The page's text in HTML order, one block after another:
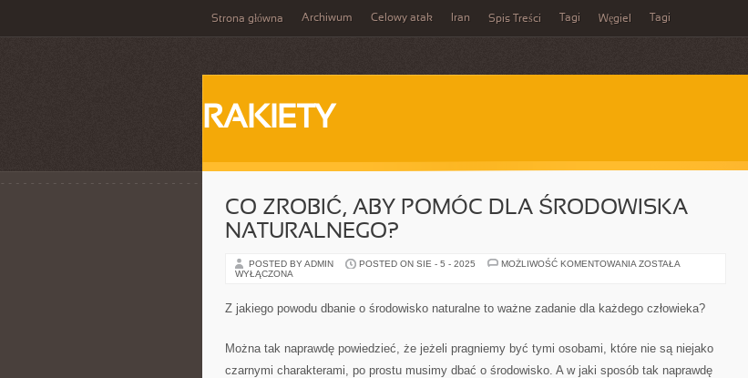
Strona główna Archiwum Celowy atak Iran Spis Treści Tagi Węgiel Tagi
RAKIETY
CO ZROBIĆ, ABY POMÓC DLA ŚRODOWISKA
NATURALNEGO?
POSTED BY ADMIN POSTED ON SIE - 5 - 2025 MOŻLIWOŚĆ KOMENTOWANIA CO
ŚRODOWISKA
ZOSTAŁA
WYŁĄCZONA
Z jakiego powodu dbanie o środowisko naturalne to ważne zadanie dla każdego człowieka?
Można tak naprawdę powiedzieć, że jeżeli pragniemy być tymi osobami, które nie są niejako
czarnymi charakterami, po prostu musimy dbać o środowisko. A w jaki sposób tak naprawdę